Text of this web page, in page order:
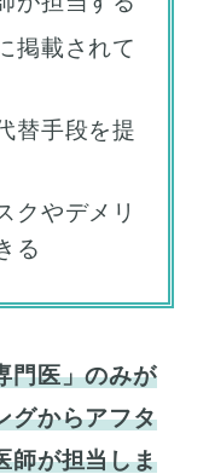
掲載されて
替手段を提
クやデメリ
る
門医」のみが
グからアフタ
師が担当しま